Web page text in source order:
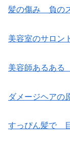
髪の傷み 負の
美容室のサロン
美容師あるあ
ダメージヘアの
すっぴん髪で